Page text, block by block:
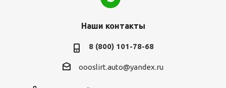
Наши контакты
8 (800) 101-78-68
oooslirt.auto@yandex.ru